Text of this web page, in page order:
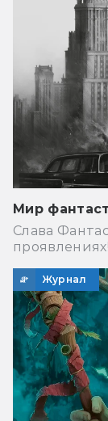
Мир
Слава
проявлениях!
Журнал